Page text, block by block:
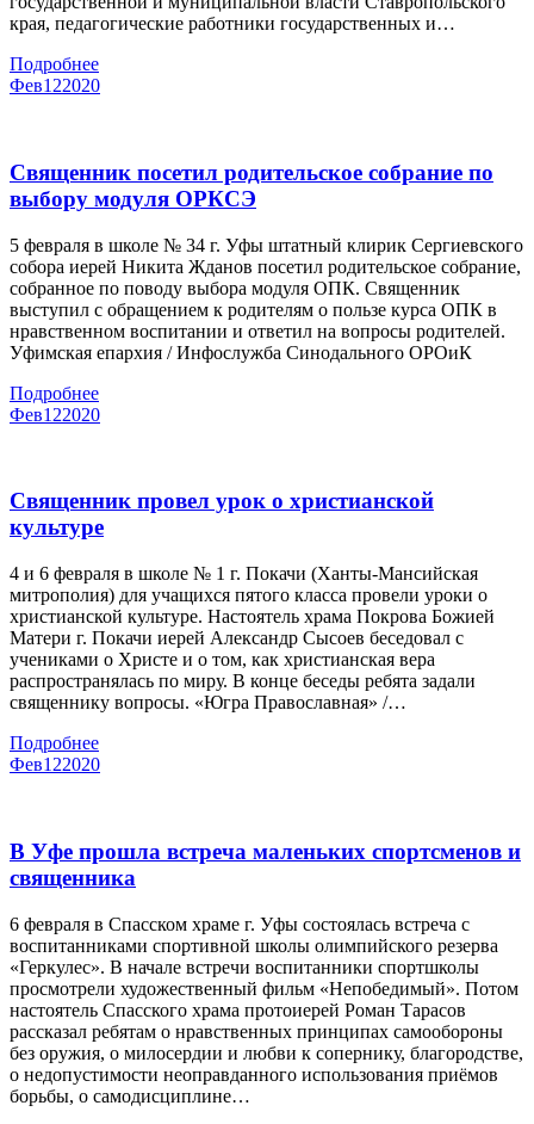
края, педагогические работники государственных и…
Подробнее
Фев122020
Священник посетил родительское собрание по
выбору модуля ОРКСЭ
5 февраля в школе № 34 г. Уфы штатный клирик Сергиевского
собора иерей Никита Жданов посетил родительское собрание,
собранное по поводу выбора модуля ОПК. Священник
выступил с обращением к родителям о пользе курса ОПК в
нравственном воспитании и ответил на вопросы родителей.
Уфимская епархия / Инфослужба Синодального ОРОиК
Подробнее
Фев122020
Священник провел урок о христианской
культуре
4 и 6 февраля в школе № 1 г. Покачи (Ханты-Мансийская
митрополия) для учащихся пятого класса провели уроки о
христианской культуре. Настоятель храма Покрова Божией
Матери г. Покачи иерей Александр Сысоев беседовал с
учениками о Христе и о том, как христианская вера
распространялась по миру. В конце беседы ребята задали
священнику вопросы. «Югра Православная» /…
Подробнее
Фев122020
В Уфе прошла встреча маленьких спортсменов и
священника
6 февраля в Спасском храме г. Уфы состоялась встреча с
воспитанниками спортивной школы олимпийского резерва
«Геркулес». В начале встречи воспитанники спортшколы
просмотрели художественный фильм «Непобедимый». Потом
настоятель Спасского храма протоиерей Роман Тарасов
рассказал ребятам о нравственных принципах самообороны
без оружия, о милосердии и любви к сопернику, благородстве,
о недопустимости неоправданного использования приёмов
борьбы, о самодисциплине…